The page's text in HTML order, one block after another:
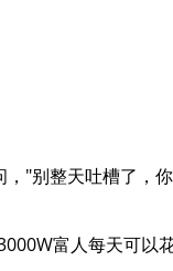
"别整天吐槽了，
富人每天可以花